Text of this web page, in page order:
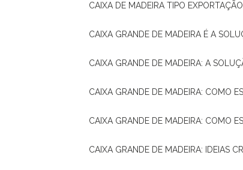
CAIXA DE MADEIRA TIPO
CAIXA GRANDE DE MADEIRA É A
CAIXA GRANDE DE MADEIRA: A
CAIXA GRANDE DE MADEIRA: COMO
CAIXA GRANDE DE MADEIRA: COMO
CAIXA GRANDE DE MADEIRA: IDEIAS